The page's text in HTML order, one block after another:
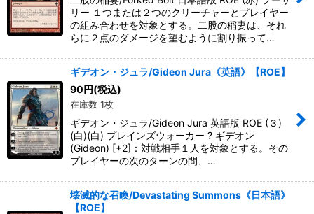
リー １つまたは２つのクリーチャーとプレイヤー
の組み合わせを対象とする。二股の稲妻は、それ
らに２点のダメージを望むように割り振って…
ギデオン・ジュラ/Gideon Jura《英語》【ROE】
90円(税込)
在庫数 1枚
ギデオン・ジュラ/Gideon Jura 英語版 ROE (３)
(白)(白) プレインズウォーカー ? ギデオン
(Gideon) [+2]：対戦相手１人を対象とする。その
プレイヤーの次のターンの間、…
壊滅的な召喚/Devastating Summons《日本語》
【ROE】